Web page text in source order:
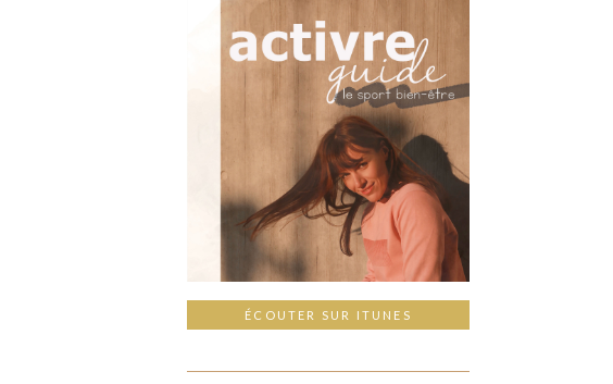
ÉCOUTER SUR ITUNES